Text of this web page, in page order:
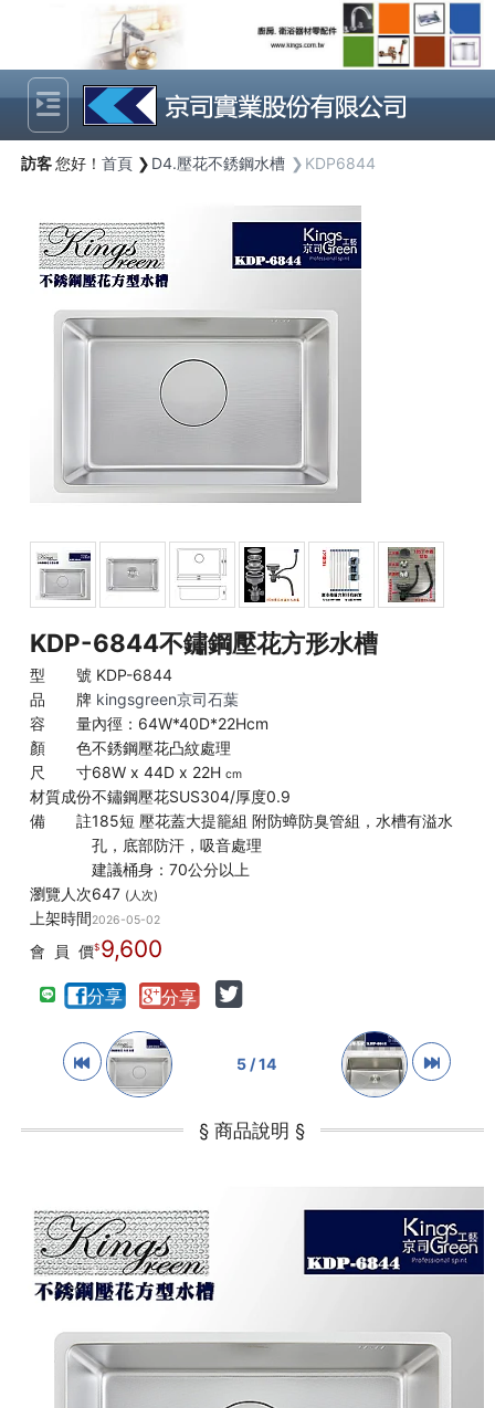
Previous Next
訪客您好！ 首頁 D4.壓花不銹鋼水槽 KDP6844
KDP-6844不鏽鋼壓花方形水槽
型 號 KDP-6844
品 牌 kingsgreen京司石葉
容 量內徑：64W*40D*22Hcm
顏 色不銹鋼壓花凸紋處理
尺 寸68W x 44D x 22Hcm
材質成份不鏽鋼壓花SUS304/厚度0.9
備 註185短 壓花蓋大提籠組 附防蟑防臭管組，水槽有溢水
孔，底部防汗，吸音處理
建議桶身：70公分以上
瀏覽人次647 (人次)
上架時間2026-05-02
會 員 價 9,600
5 / 14